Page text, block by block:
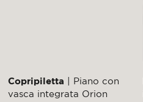
Copripiletta | Piano con
vasca integrata Orion